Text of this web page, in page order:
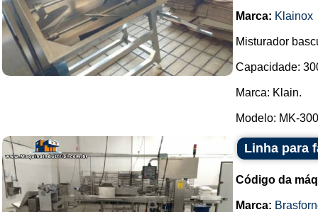
Marca: Klainox
Misturador
Capacidade:
Marca: Klain.
Modelo: MK-
Linha para
Código da
Marca: